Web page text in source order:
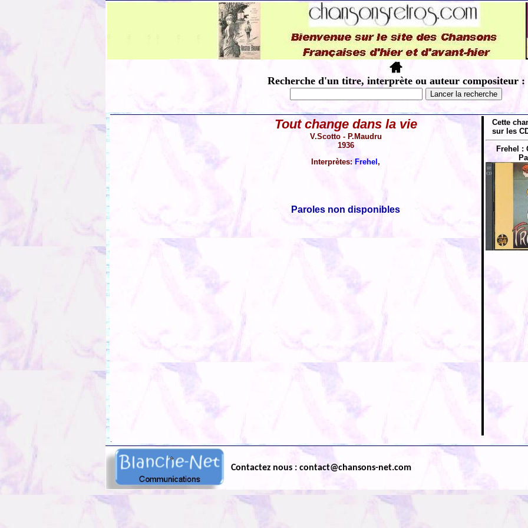
Recherche d'un titre, interprète ou auteur compositeur :
Tout change dans la vie
V.Scotto - P.Maudru
1936
Interprètes: Frehel ,
Paroles non disponibles
Cette
sur les
Frehel :
Contactez nous : contact@chansons-net.com